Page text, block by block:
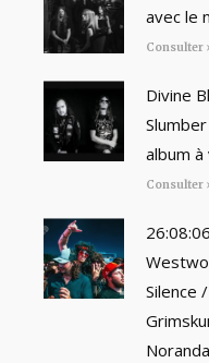
avec le
Consulter
Divine
album
Consulter
Silence